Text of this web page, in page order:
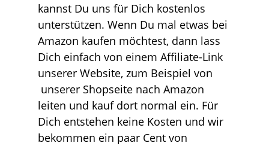
kannst Du uns für Dich kostenlos
unterstützen. Wenn Du mal etwas bei
Amazon kaufen möchtest, dann lass
Dich einfach von einem Affiliate-Link
unserer Website, zum Beispiel von
unserer Shopseite nach Amazon
leiten und kauf dort normal ein. Für
Dich entstehen keine Kosten und wir
bekommen ein paar Cent von